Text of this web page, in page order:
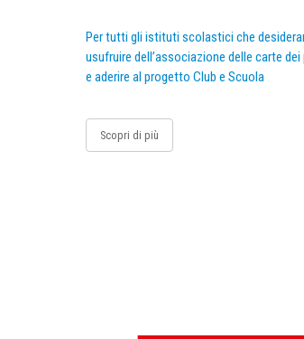
Per tutti gli istituti scolastici che
usufruire dell’associazione delle carte dei
e aderire al progetto Club e Scuola
Scopri di più